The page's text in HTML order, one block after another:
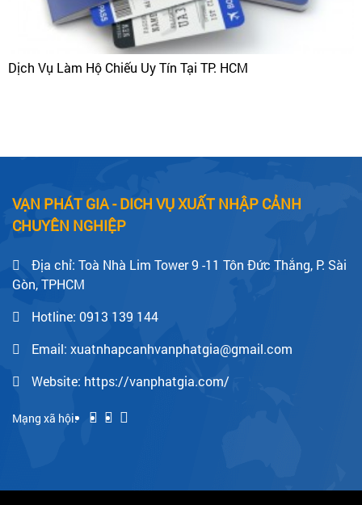
Dịch Vụ Làm Hộ Chiếu Uy Tín Tại TP. HCM
VẠN PHÁT GIA - DICH VỤ XUẤT NHẬP CẢNH
CHUYÊN NGHIỆP
Địa chỉ: Toà Nhà Lim Tower 9 -11 Tôn Đức Thắng, P. Sài
Gòn, TPHCM
Hotline: 0913 139 144
Email: xuatnhapcanhvanphatgia@gmail.com
Website: https://vanphatgia.com/
Mạng xã hội: